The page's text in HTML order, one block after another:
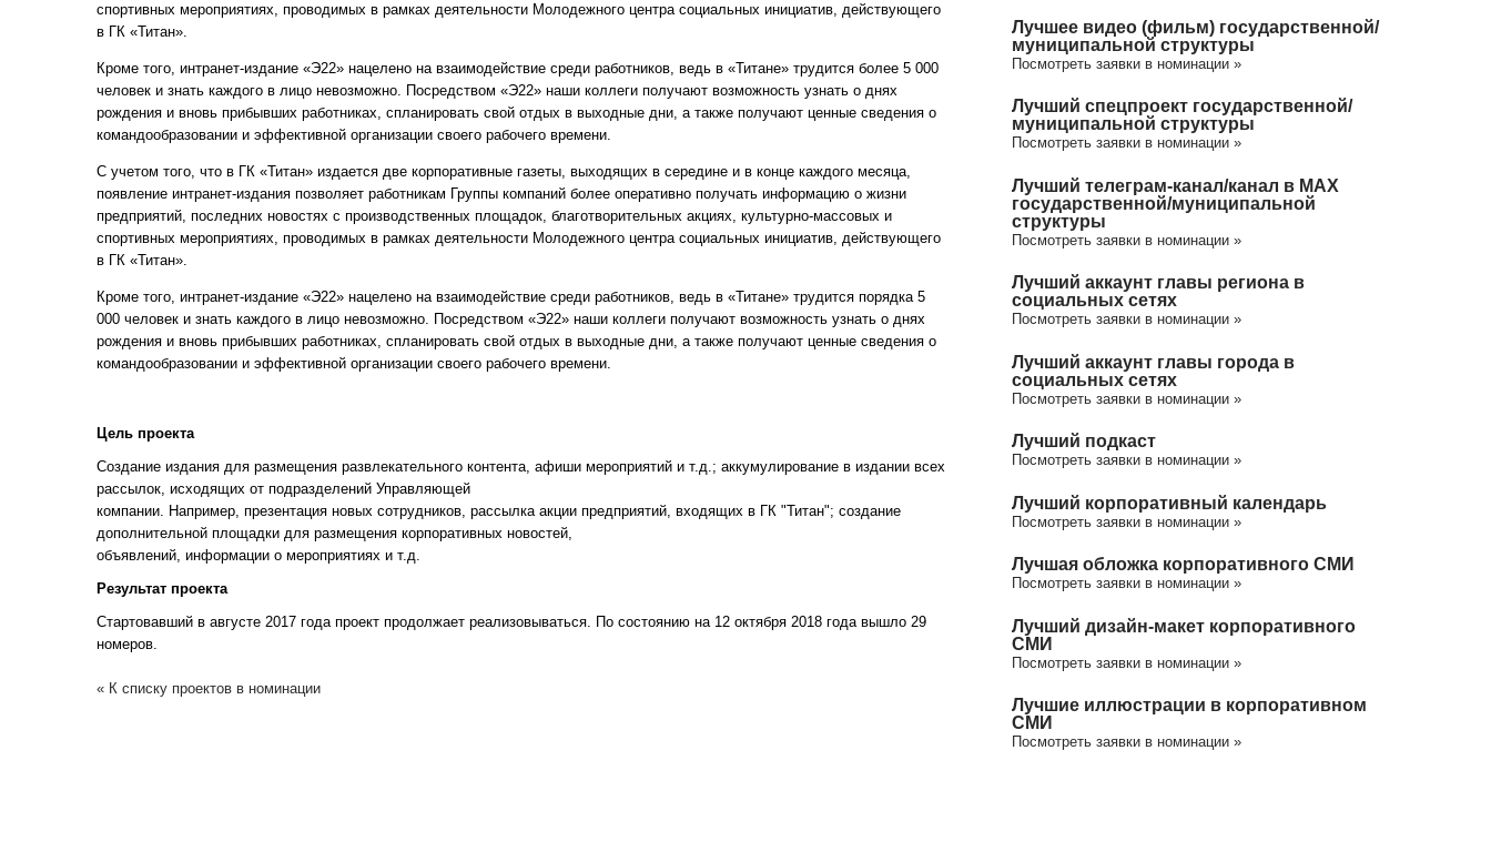
спортивных мероприятиях, проводимых в рамках деятельности Молодежного центра социальных инициатив, действующего
в ГК «Титан».
Кроме того, интранет-издание «Э22» нацелено на взаимодействие среди работников, ведь в «Титане» трудится более 5 000
человек и знать каждого в лицо невозможно. Посредством «Э22» наши коллеги получают возможность узнать о днях
рождения и вновь прибывших работниках, спланировать свой отдых в выходные дни, а также получают ценные сведения о
командообразовании и эффективной организации своего рабочего времени.
С учетом того, что в ГК «Титан» издается две корпоративные газеты, выходящих в середине и в конце каждого месяца,
появление интранет-издания позволяет работникам Группы компаний более оперативно получать информацию о жизни
предприятий, последних новостях с производственных площадок, благотворительных акциях, культурно-массовых и
спортивных мероприятиях, проводимых в рамках деятельности Молодежного центра социальных инициатив, действующего
в ГК «Титан».
Кроме того, интранет-издание «Э22» нацелено на взаимодействие среди работников, ведь в «Титане» трудится порядка 5
000 человек и знать каждого в лицо невозможно. Посредством «Э22» наши коллеги получают возможность узнать о днях
рождения и вновь прибывших работниках, спланировать свой отдых в выходные дни, а также получают ценные сведения о
командообразовании и эффективной организации своего рабочего времени.
Цель проекта
Создание издания для размещения развлекательного контента, афиши мероприятий и т.д.; аккумулирование в издании всех
рассылок, исходящих от подразделений Управляющей
компании. Например, презентация новых сотрудников, рассылка акции предприятий, входящих в ГК "Титан"; создание
дополнительной площадки для размещения корпоративных новостей,
объявлений, информации о мероприятиях и т.д.
Результат проекта
Стартовавший в августе 2017 года проект продолжает реализовываться. По состоянию на 12 октября 2018 года вышло 29
номеров.
« К списку проектов в номинации
Лучшее видео (фильм) государственной/
муниципальной структуры
Посмотреть заявки в номинации »
Лучший спецпроект государственной/
муниципальной структуры
Посмотреть заявки в номинации »
Лучший телеграм-канал/канал в МАХ
государственной/муниципальной
структуры
Посмотреть заявки в номинации »
Лучший аккаунт главы региона в
социальных сетях
Посмотреть заявки в номинации »
Лучший аккаунт главы города в
социальных сетях
Посмотреть заявки в номинации »
Лучший подкаст
Посмотреть заявки в номинации »
Лучший корпоративный календарь
Посмотреть заявки в номинации »
Лучшая обложка корпоративного СМИ
Посмотреть заявки в номинации »
Лучший дизайн-макет корпоративного
СМИ
Посмотреть заявки в номинации »
Лучшие иллюстрации в корпоративном
СМИ
Посмотреть заявки в номинации »